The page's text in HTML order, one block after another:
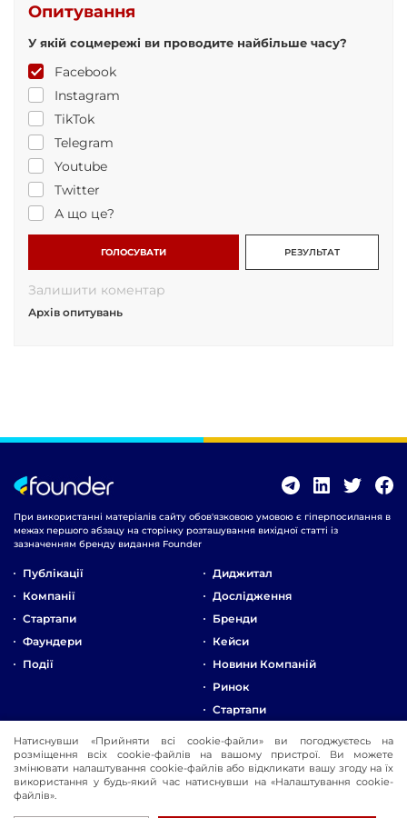
Опитування
У якій соцмережі ви проводите найбільше часу?
Facebook
Instagram
TikTok
Telegram
Youtube
Twitter
А що це?
ГОЛОСУВАТИ РЕЗУЛЬТАТ
Залишити коментар
Архів опитувань
При використанні матеріалів сайту обов'язковою умовою є гіперпосилання в
межах першого абзацу на сторінку розташування вихідної статті із
зазначенням бренду видання Founder
Публікації
Компанії
Стартапи
Фаундери
Події
Диджитал
Дослідження
Бренди
Кейси
Новини Компаній
Ринок
Стартапи
Про Компанію
Реклама
Контакти
Натиснувши «Прийняти всі cookie-файли» ви погоджуєтесь на
розміщення всіх cookie-файлів на вашому пристрої. Ви можете
змінювати налаштування cookie-файлів або відкликати вашу згоду на їх
використання у будь-який час натиснувши на «Налаштування cookie-
файлів».